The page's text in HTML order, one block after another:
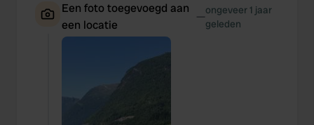
Een foto toegevoegd aan
een locatie
—ongeveer 1 jaar
geleden